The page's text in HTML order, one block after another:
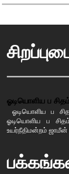
ஓடியொளிய ப
ஓடியொளிய ப
ஓடியொளிய ப
உயர்நீதிமன்றம் ஜாமீன்